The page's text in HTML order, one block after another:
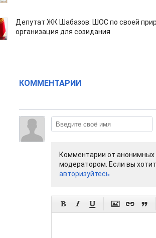
Депутат ЖК Шабазов: ШОС по своей
организация для созидания
КОММЕНТАРИИ
Комментарии от анонимных
модератором. Если вы
авторизуйтесь
     